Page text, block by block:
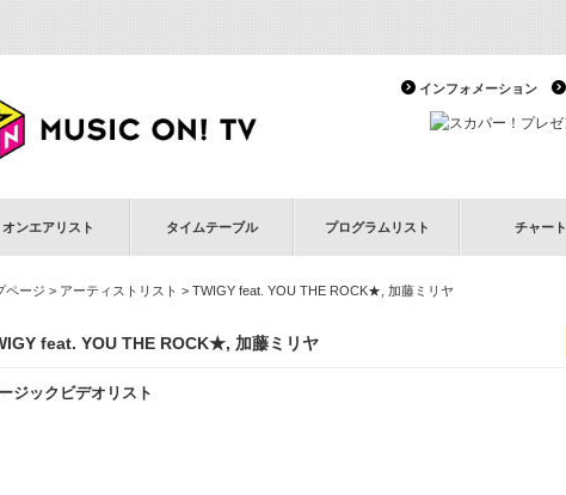
インフォメーション
オンエアリスト タイムテーブル プログラムリスト チャート
ページ > アーティストリスト > TWIGY feat. YOU THE ROCK★, 加藤ミリヤ
feat. YOU THE ROCK★, 加藤ミリヤ
ジックビデオリスト